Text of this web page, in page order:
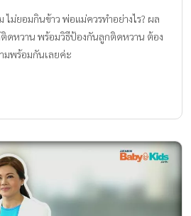
พร้อม 5 สารอาหารสำคัญ ทั้งโปรตีน
น และแร่ธาตุหลากหลายชนิด […]
ม่ยอมกินข้าว พ่อแม่ควรทำอย่างไร? ผล
ดหวาน พร้อมวิธีป้องกันลูกติดหวาน ต้อง
มพร้อมกันเลยค่ะ